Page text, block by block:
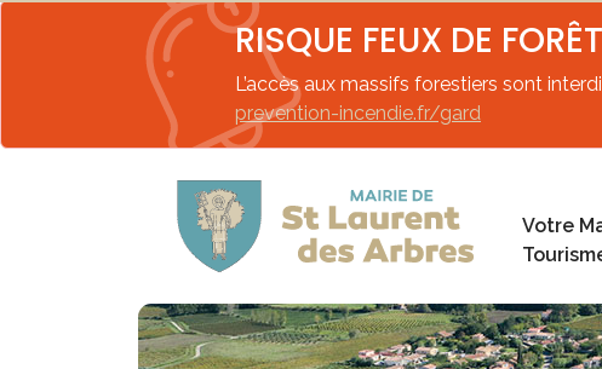
RISQUE FEUX DE
L’accès aux massifs forestiers sont
prevention-incendie.fr/gard
Votre